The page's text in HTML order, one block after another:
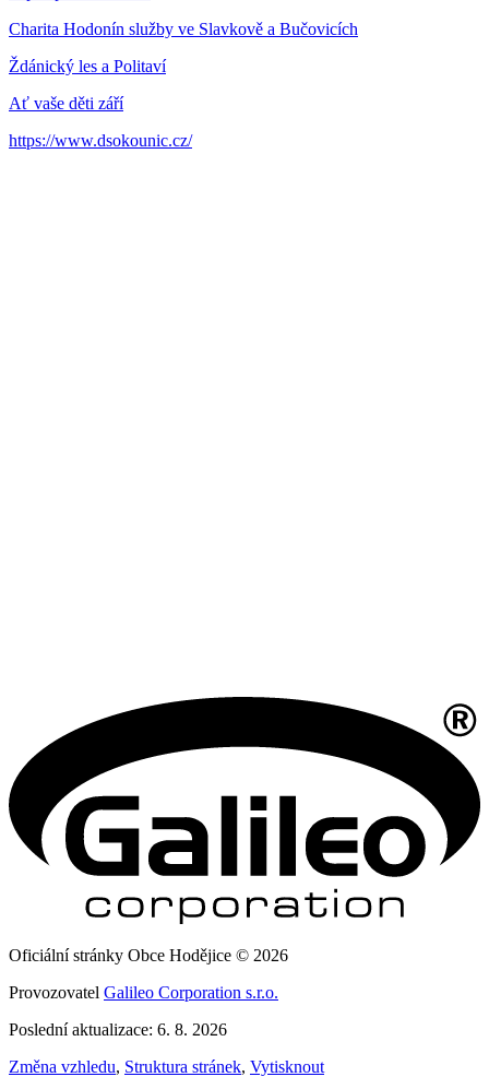
Charita Hodonín služby ve Slavkově a Bučovicích
Ždánický les a Politaví
Ať vaše děti září
https://www.dsokounic.cz/
Oficiální stránky Obce Hodějice © 2026
Provozovatel Galileo Corporation s.r.o.
Poslední aktualizace: 6. 8. 2026
Změna vzhledu, Struktura stránek, Vytisknout